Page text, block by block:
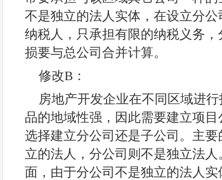
不是独立的法人实体，在设立分
纳税人，只承担有限的纳税义务
损要与总公司合并计算。
修改B：
房地产开发企业在不同区域进
品的地域性强，因此需要建立项
选择建立分公司还是子公司。主
立的法人，分公司则不是独立法
面，由于分公司不是独立的法人